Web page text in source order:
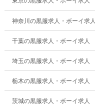
神奈川の黒服求人・ボーイ求人
千葉の黒服求人・ボーイ求人
埼玉の黒服求人・ボーイ求人
栃木の黒服求人・ボーイ求人
茨城の黒服求人・ボーイ求人